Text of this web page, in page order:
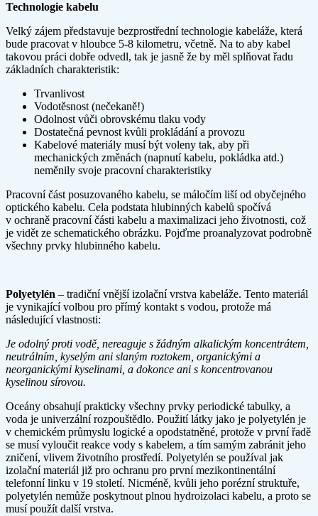
Technologie kabelu
Velký zájem představuje bezprostřední technologie kabeláže, která
bude pracovat v hloubce 5-8 kilometru, včetně. Na to aby kabel
takovou práci dobře odvedl, tak je jasně že by měl splňovat řadu
základních charakteristik:
Trvanlivost
Vodotěsnost (nečekaně!)
Odolnost vůči obrovskému tlaku vody
Dostatečná pevnost kvůli prokládání a provozu
Kabelové materiály musí být voleny tak, aby při
mechanických změnách (napnutí kabelu, pokládka atd.)
neměnily svoje pracovní charakteristiky
Pracovní část posuzovaného kabelu, se máločím liší od obyčejného
optického kabelu. Cela podstata hlubinných kabelů spočívá
v ochraně pracovní části kabelu a maximalizaci jeho životnosti, což
je vidět ze schematického obrázku. Pojďme proanalyzovat podrobně
všechny prvky hlubinného kabelu.
Polyetylén – tradiční vnější izolační vrstva kabeláže. Tento materiál
je vynikající volbou pro přímý kontakt s vodou, protože má
následující vlastnosti:
Je odolný proti vodě, nereaguje s žádným alkalickým koncentrátem,
neutrálním, kyselým ani slaným roztokem, organickými a
neorganickými kyselinami, a dokonce ani s koncentrovanou
kyselinou sírovou.
Oceány obsahují prakticky všechny prvky periodické tabulky, a
voda je univerzální rozpouštědlo. Použití látky jako je polyetylén je
v chemickém průmyslu logické a opodstatněné, protože v první řadě
se musí vyloučit reakce vody s kabelem, a tím samým zabránit jeho
zničení, vlivem životního prostředí. Polyetylén se používal jak
izolační materiál již pro ochranu pro první mezikontinentální
telefonní linku v 19 století. Nicméně, kvůli jeho porézní struktuře,
polyetylén nemůže poskytnout plnou hydroizolaci kabelu, a proto se
musí použít další vrstva.